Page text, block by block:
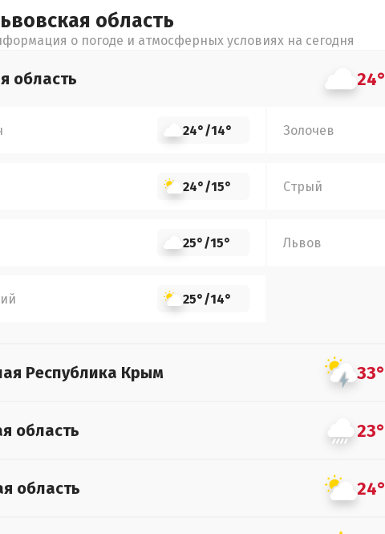
область
о погоде и атмосферных условиях на сегодня
область 24°
24°/14° Золочев
24°/15° Стрый
25°/15° Львов
25°/14°
Республика Крым 33°
область 23°
область 24°